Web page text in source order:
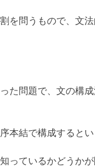
を問うもので、文
た問題で、文の構
本結で構成するとい
っているかどうかが